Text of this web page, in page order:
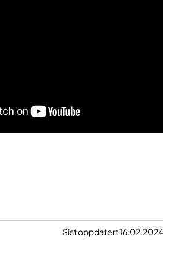
Sist oppdatert 16.02.2024